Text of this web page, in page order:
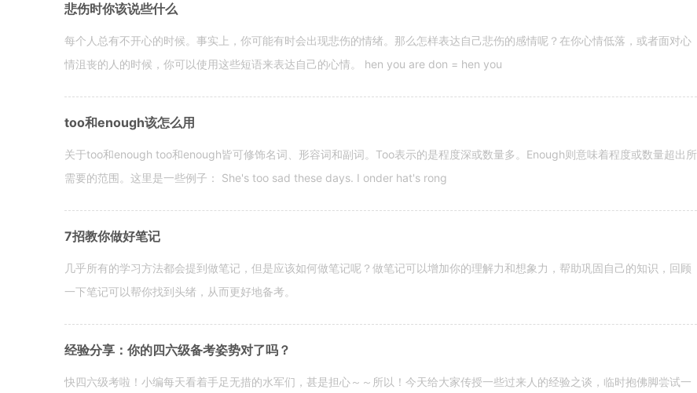
悲伤时你该说些什么
每个人总有不开心的时候。事实上，你可能有时会出现悲伤的情绪。那么怎样表达自己悲伤的感情呢？在你心情低落，或者面对心
情沮丧的人的时候，你可以使用这些短语来表达自己的心情。 hen you are don = hen you
too和enough该怎么用
关于too和enough too和enough皆可修饰名词、形容词和副词。Too表示的是程度深或数量多。Enough则意味着程度或数量超出所
需要的范围。这里是一些例子： She's too sad these days. I onder hat's rong
7招教你做好笔记
几乎所有的学习方法都会提到做笔记，但是应该如何做笔记呢？做笔记可以增加你的理解力和想象力，帮助巩固自己的知识，回顾
一下笔记可以帮你找到头绪，从而更好地备考。
经验分享：你的四六级备考姿势对了吗？
快四六级考啦！小编每天看着手足无措的水军们，甚是担心～～所以！今天给大家传授一些过来人的经验之谈，临时抱佛脚尝试一